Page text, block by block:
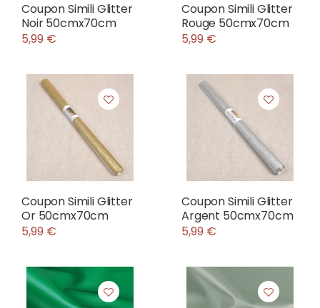
Coupon Simili Glitter
Noir 50cmx70cm
5,99 €
Coupon Simili Glitter
Rouge 50cmx70cm
5,99 €
Coupon Simili Glitter
Or 50cmx70cm
5,99 €
Coupon Simili Glitter
Argent 50cmx70cm
5,99 €